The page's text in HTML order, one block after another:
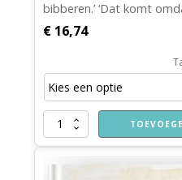
bibberen.’ ‘Dat komt
€ 16,74
Een
jasje